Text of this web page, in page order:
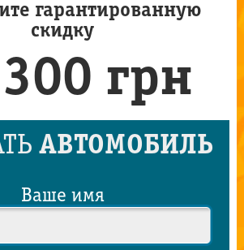
гарантированную
скидку
грн
АВТОМОБИЛЬ
Ваше имя